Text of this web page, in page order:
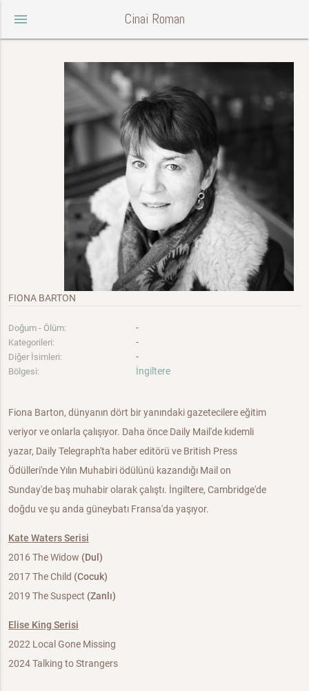
menu Cinai Roman
FIONA BARTON
Doğum - Ölüm: -
Kategorileri: -
Diğer İsimleri: -
Bölgesi: İngiltere
Fiona Barton, dünyanın dört bir yanındaki gazetecilere eğitim
veriyor ve onlarla çalışıyor. Daha önce Daily Mail'de kıdemli
yazar, Daily Telegraph'ta haber editörü ve British Press
Ödülleri'nde Yılın Muhabiri ödülünü kazandığı Mail on
Sunday'de baş muhabir olarak çalıştı. İngiltere, Cambridge'de
doğdu ve şu anda güneybatı Fransa'da yaşıyor.
Kate Waters Serisi
2016 The Widow (Dul)
2017 The Child (Cocuk)
2019 The Suspect (Zanlı)
Elise King Serisi
2022 Local Gone Missing
2024 Talking to Strangers